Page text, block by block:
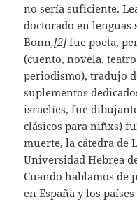
no sería suficiente.
doctorado en lenguas
Bonn,[2]fue poeta,
(cuento, novela,
periodismo), tradujo
suplementos
israelíes, fue
clásicos para niñxs)
muerte, la cátedra de
Universidad Hebrea
Cuando hablamos de
en España y los